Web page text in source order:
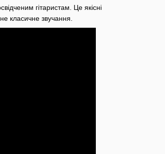
гітаристам. Це якісні
класичне звучання.